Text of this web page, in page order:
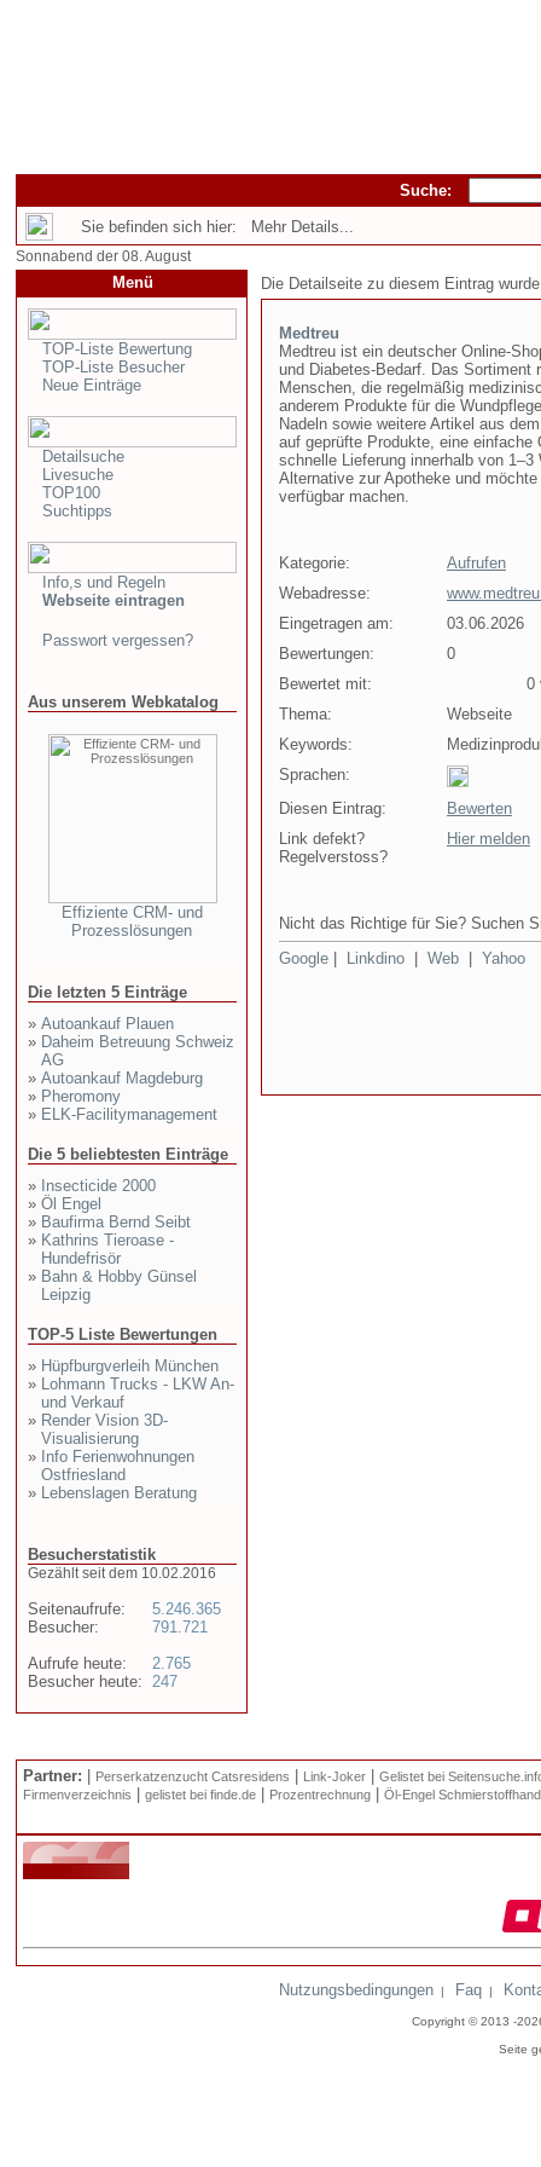
Suche:
Sie befinden sich hier: Mehr Details...
Sonnabend der 08. August
Menü
TOP-Liste Bewertung
TOP-Liste Besucher
Neue Einträge
Detailsuche
Livesuche
TOP100
Suchtipps
Info,s und Regeln
Webseite eintragen
Passwort vergessen?
Aus unserem Webkatalog
Effiziente CRM- und
Prozesslösungen
Die letzten 5 Einträge
» Autoankauf Plauen
» Daheim Betreuung Schweiz
AG
» Autoankauf Magdeburg
» Pheromony
» ELK-Facilitymanagement
Die 5 beliebtesten Einträge
» Insecticide 2000
» Öl Engel
» Baufirma Bernd Seibt
» Kathrins Tieroase -
Hundefrisör
» Bahn & Hobby Günsel
Leipzig
TOP-5 Liste Bewertungen
» Hüpfburgverleih München
» Lohmann Trucks - LKW An-
und Verkauf
» Render Vision 3D-
Visualisierung
» Info Ferienwohnungen
Ostfriesland
» Lebenslagen Beratung
Besucherstatistik
Gezählt seit dem 10.02.2016
Seitenaufrufe:
Besucher:
Aufrufe heute:
Besucher heute:
5.246.365
791.721
2.765
247
Die Detailseite zu diesem Eintrag
Medtreu
Medtreu ist ein deutscher Online-
und Diabetes-Bedarf. Das
Menschen, die regelmäßig
anderem Produkte für die
Nadeln sowie weitere Artikel aus
auf geprüfte Produkte, eine einfache
schnelle Lieferung innerhalb von
Alternative zur Apotheke und
verfügbar machen.
Kategorie:
Aufrufen
Webadresse:
Eingetragen am:
03.06.2026
Bewertungen:
0
Bewertet mit:
0
Thema:
Webseite
Keywords:
Sprachen:
Diesen Eintrag:
Bewerten
Link defekt?
Regelverstoss?
Hier melden
Nicht das Richtige für Sie? Suchen
Google
Linkdino Web Yahoo
Partner: Perserkatzenzucht Catsresidens Link-Joker
Gelistet bei
Firmenverzeichnis
gelistet bei finde.de Prozentrechnung Öl-Engel
Nutzungsbedingungen | Faq |
Copyright © 2013 -
Seite